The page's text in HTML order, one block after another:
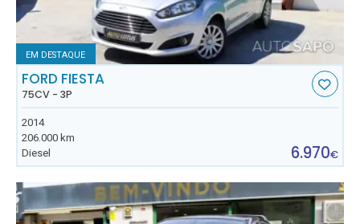
EM DESTAQUE
FORD FIESTA
75CV - 3P
2014
206.000 km
Diesel
6.970€